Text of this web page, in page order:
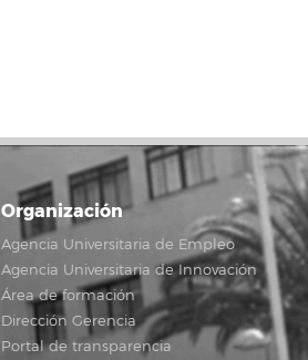
Organización
Agencia Universitaria de Empleo
Agencia Universitaria de Innovación
Área de formación
Dirección Gerencia
Portal de transparencia